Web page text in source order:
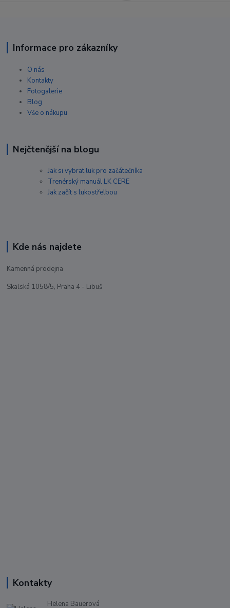
Informace pro zákazníky
O nás
Kontakty
Fotogalerie
Blog
Vše o nákupu
Nejčtenější na blogu
Jak si vybrat luk pro začátečníka
Trenérský manuál LK CERE
Jak začít s lukostřelbou
Kde nás najdete
Kamenná prodejna
Skalská 1058/5, Praha 4 - Libuš
Kontakty
Helena Bauerová